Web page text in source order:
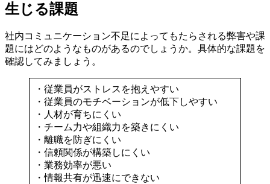
生じる課題
社内コミュニケーション不足によってもたらされる弊害や課
題にはどのようなものがあるのでしょうか。具体的な課題を
確認してみましょう。
・従業員がストレスを抱えやすい
・従業員のモチベーションが低下しやすい
・人材が育ちにくい
・チーム力や組織力を築きにくい
・離職を防ぎにくい
・信頼関係が構築しにくい
・業務効率が悪い
・情報共有が迅速にできない